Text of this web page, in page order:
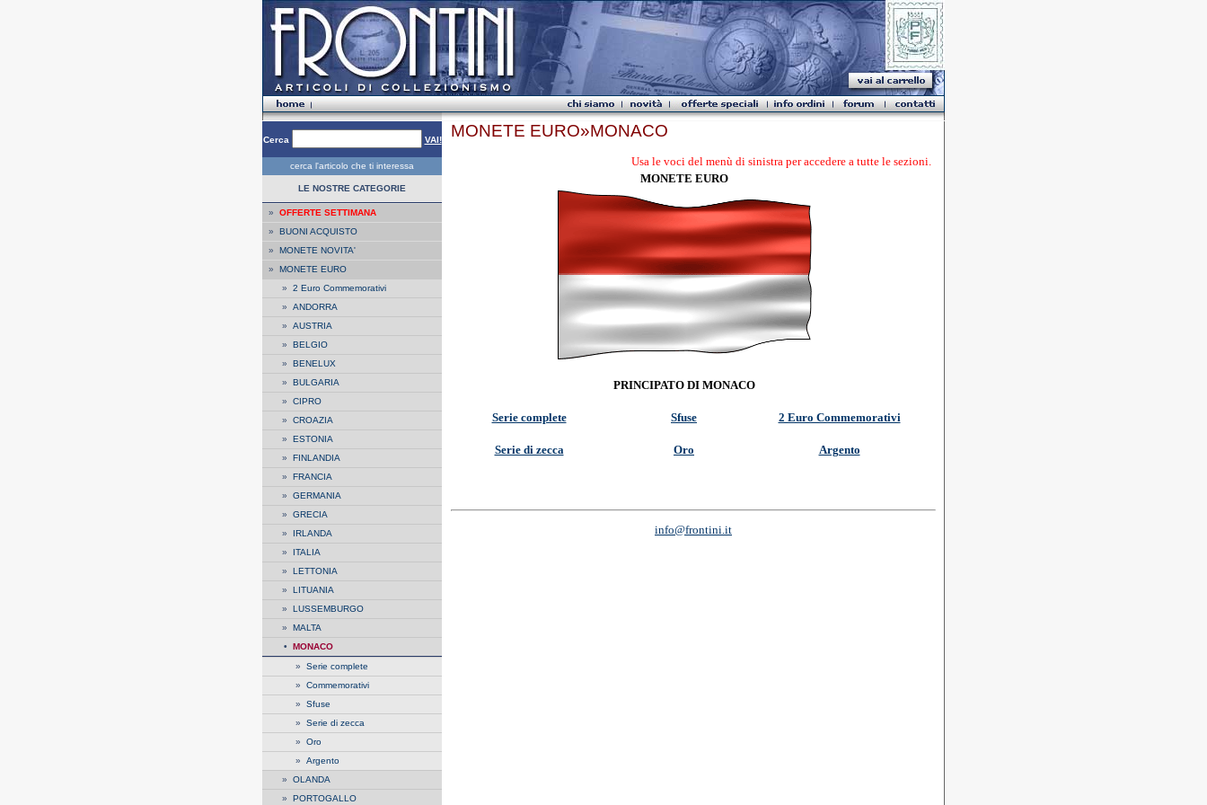
Cerca VAI!
cerca l'articolo che ti interessa
LE NOSTRE CATEGORIE
» OFFERTE SETTIMANA
» BUONI ACQUISTO
» MONETE NOVITA'
» MONETE EURO
» 2 Euro Commemorativi
» ANDORRA
» AUSTRIA
» BELGIO
» BENELUX
» BULGARIA
» CIPRO
» CROAZIA
» ESTONIA
» FINLANDIA
» FRANCIA
» GERMANIA
» GRECIA
» IRLANDA
» ITALIA
» LETTONIA
» LITUANIA
» LUSSEMBURGO
» MALTA
•
MONACO
» Serie complete
» Commemorativi
» Sfuse
» Serie di zecca
» Oro
» Argento
» OLANDA
» PORTOGALLO
MONETE EURO»MONACO
Usa le voci del menù di sinistra per accedere a tutte le sezioni.
MONETE EURO
PRINCIPATO DI MONACO
Serie complete Sfuse 2 Euro Commemorativi
Serie di zecca Oro Argento
info@frontini.it